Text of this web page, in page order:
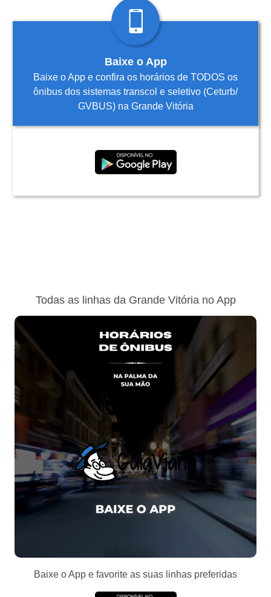
Baixe o App
Baixe o App e confira os horários de TODOS os
ônibus dos sistemas transcol e seletivo (Ceturb/
GVBUS) na Grande Vitória
Todas as linhas da Grande Vitória no App
Baixe o App e favorite as suas linhas preferidas